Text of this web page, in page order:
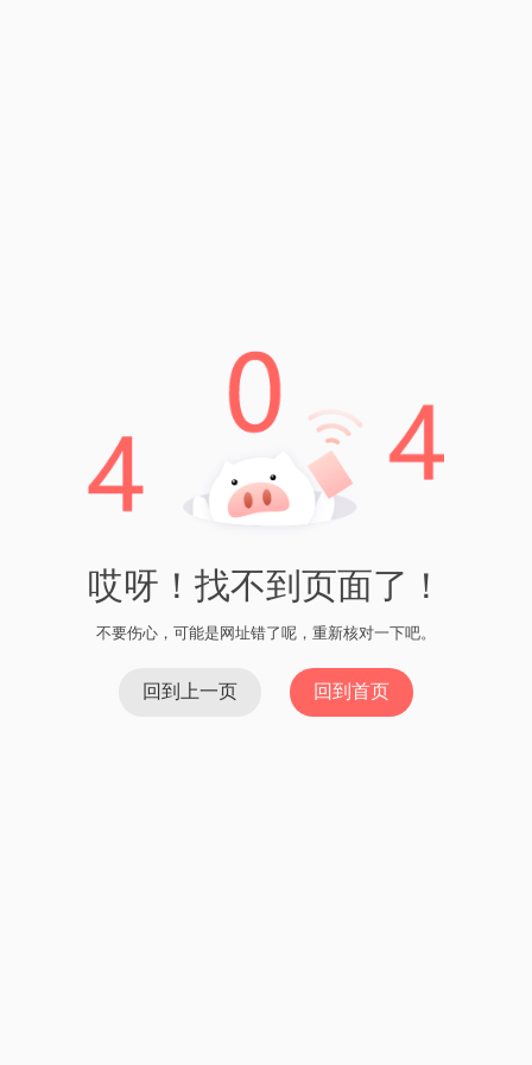
哎呀！找不到页面了！
不要伤心，可能是网址错了呢，重新核对一下吧。
回到上一页 回到首页